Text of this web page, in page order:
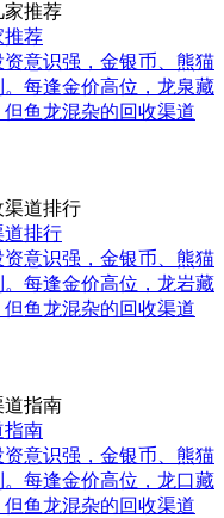
推荐
意识强，金银币、熊猫
每逢金价高位，龙泉藏
鱼龙混杂的回收渠道
道排行
意识强，金银币、熊猫
每逢金价高位，龙岩藏
鱼龙混杂的回收渠道
指南
意识强，金银币、熊猫
每逢金价高位，龙口藏
鱼龙混杂的回收渠道